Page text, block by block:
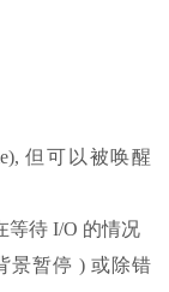
但可以被唤醒
等待 I/O 的情况
景暂停 ) 或除错